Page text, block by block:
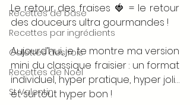
Recettes de base
Recettes par ingrédients
Galettes des rois
Recettes de Noël
St Valentin
Le retour des fraises 🍓 = le retour
des douceurs ultra gourmandes !
Aujourd’hui, je te montre ma version
mini du classique fraisier : un format
individuel, hyper pratique, hyper joli…
et surtout hyper bon !